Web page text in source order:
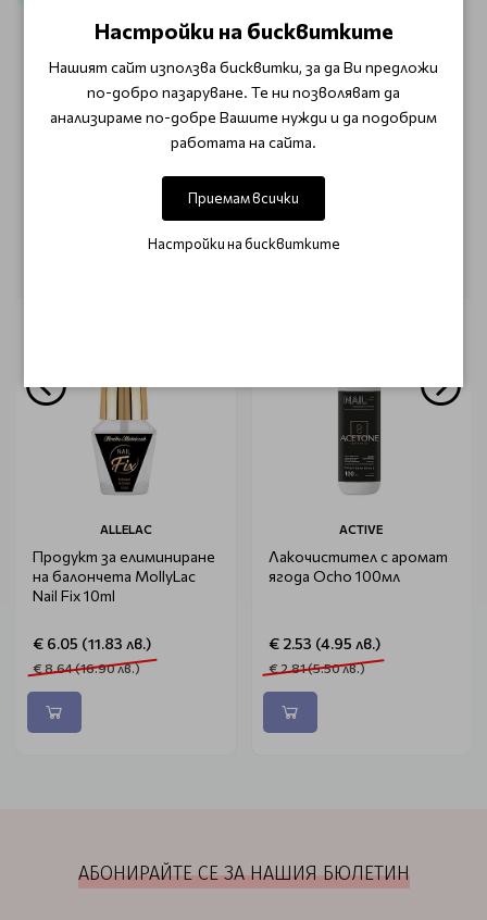
ОТЗИВИ (0)
Този продукт няма отзиви.
ОЩЕ ОТ КАТЕГОРИЯТА
ALLELAC
Продукт за елиминиране
на балончета MollyLac
Nail Fix 10ml
€ 6.05 (11.83 лв.)
€ 8.64 (16.90 лв.)
ACTIVE
Лакочистител с аромат
ягода Ocho 100мл
€ 2.53 (4.95 лв.)
€ 2.81 (5.50 лв.)
АБОНИРАЙТЕ СЕ ЗА НАШИЯ БЮЛЕТИН
Настройки на бисквитките
Нашият сайт използва бисквитки, за да Ви предложи
по-добро пазаруване. Те ни позволяват да
анализираме по-добре Вашите нужди и да подобрим
работата на сайта.
Приемам всички
Настройки на бисквитките